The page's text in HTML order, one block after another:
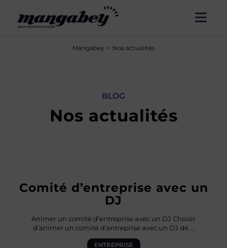
Mangabey Nos actualités
BLOG
Nos actualités
Comité d’entreprise avec un
DJ
Animer un comité d’entreprise avec un DJ Choisir
d’animer un comité d’entreprise avec un DJ de
ENTREPRISE